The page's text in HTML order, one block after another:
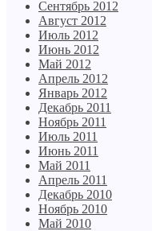
Сентябрь 2012
Август 2012
Июль 2012
Июнь 2012
Май 2012
Апрель 2012
Январь 2012
Декабрь 2011
Ноябрь 2011
Июль 2011
Июнь 2011
Май 2011
Апрель 2011
Декабрь 2010
Ноябрь 2010
Май 2010